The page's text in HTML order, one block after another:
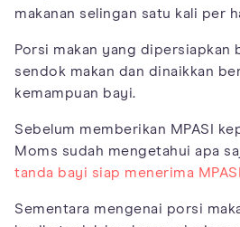
makanan selingan satu kali per
Porsi makan yang dipersiapkan
sendok makan dan dinaikkan
kemampuan bayi.
Sebelum memberikan MPASI
Moms sudah mengetahui apa
tanda bayi siap menerima
Sementara mengenai porsi